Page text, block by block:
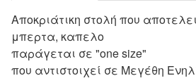
Αποκριάτικη στολή που
μπερτα, καπελο
παράγεται σε "one size"
που αντιστοιχεί σε Μεγέθη